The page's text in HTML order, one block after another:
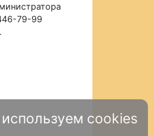
79-99
cookies